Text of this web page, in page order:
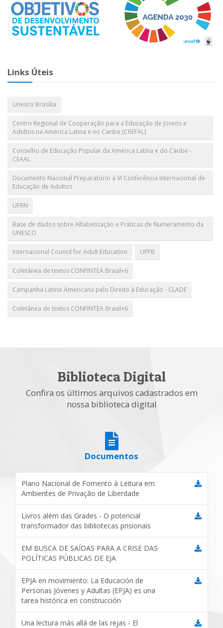
Links Úteis
Unesco Brasília
Centro Regional de Cooperação para a Educação de Jovens e
Adultos na América Latina e no Caribe (CREFAL)
Conselho de Educação Popular da América Latina e do Caribe -
CEAAL
Documento Nacional Preparatório á VI Conferência Internacional de
Educação de Adultos
UFRN
Base de dados sobre Alfabetização e Práticas de Numeramento da
UNESCO
Internacional Council for Adult Education UFPB
Coletânea de textos CONFINTEA Brasil+6
Campanha Latino Americana pelo Direito á Educação - CLADE
Coletânea de textos CONFINTEA Brasil+6
Biblioteca Digital
Confira os últimos arquivos cadastrados em
nossa biblioteca digital
Documentos
Plano Nacional de Fomento à Leitura em
Ambientes de Privação de Liberdade
Livros além das Grades - O potencial
transformador das bibliotecas prisionais
EM BUSCA DE SAÍDAS PARA A CRISE DAS
POLÍTICAS PÚBLICAS DE EJA
EPJA en movimiento: La Educación de
Personas Jóvenes y Adultas (EPJA) es una
tarea histórica en construcción
Una lectura más allá de las rejas - El